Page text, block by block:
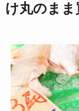
け丸のま